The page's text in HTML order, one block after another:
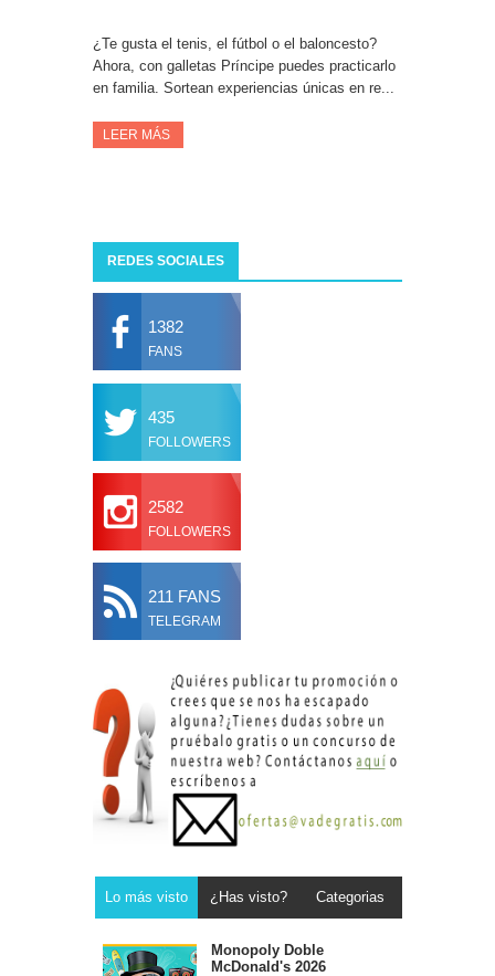
¿Te gusta el tenis, el fútbol o el baloncesto?
Ahora, con galletas Príncipe puedes practicarlo
en familia. Sortean experiencias únicas en re...
LEER MÁS
REDES SOCIALES
1382
FANS
435
FOLLOWERS
2582
FOLLOWERS
211 FANS
TELEGRAM
Lo más visto ¿Has visto? Categorias
Monopoly Doble
McDonald's 2026